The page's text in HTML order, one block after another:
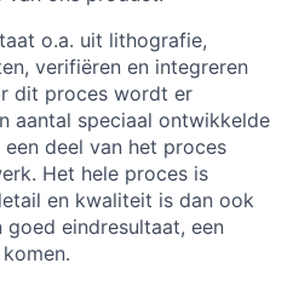
o.a. uit lithografie,
verifiëren en integreren
dit proces wordt er
aantal speciaal ontwikkelde
deel van het proces
Het hele proces is
en kwaliteit is dan ook
eindresultaat, een